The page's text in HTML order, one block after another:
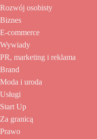
Rozwój osobisty
Biznes
E-commerce
Wywiady
PR, marketing i reklama
Brand
Moda i uroda
Usługi
Start Up
Za granicą
Prawo